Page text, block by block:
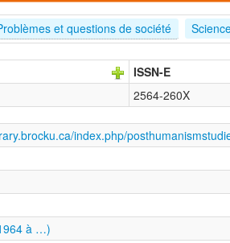
et questions de société
ISSN-E
2564-260X
index.php/
à …)